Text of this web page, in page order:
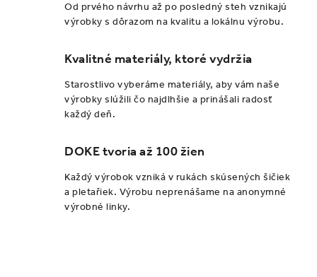
Od prvého návrhu až po posledný steh vznikajú
výrobky s dôrazom na kvalitu a lokálnu výrobu.
Kvalitné materiály, ktoré vydržia
Starostlivo vyberáme materiály, aby vám naše
výrobky slúžili čo najdlhšie a prinášali radosť
každý deň.
DOKE tvoria až 100 žien
Každý výrobok vzniká v rukách skúsených šičiek
a pletařiek. Výrobu neprenášame na anonymné
výrobné linky.